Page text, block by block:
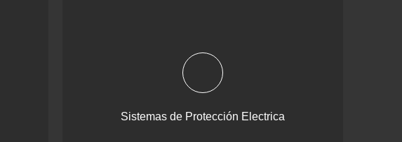
Sistemas de Protección Electrica